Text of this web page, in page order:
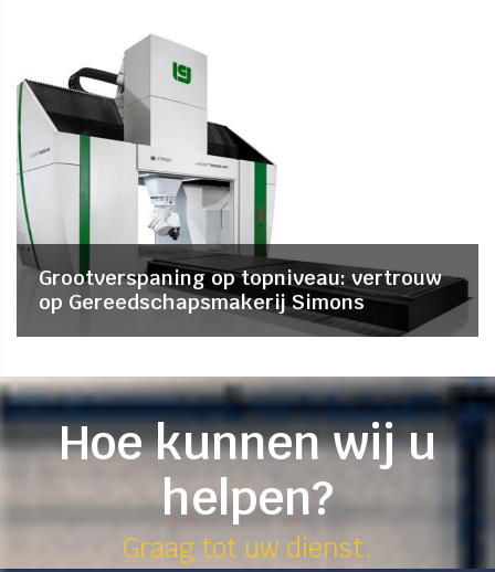
Grootverspaning op topniveau: vertrouw
op Gereedschapsmakerij Simons
Hoe kunnen wij u
helpen?
Graag tot uw dienst.​​​​​​​